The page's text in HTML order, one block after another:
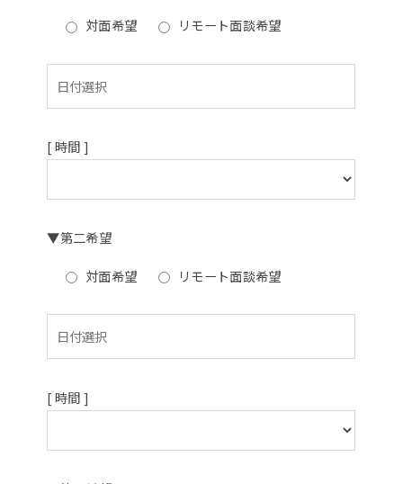
対面希望 リモート面談希望
[ 時間 ]
▼第二希望
対面希望 リモート面談希望
[ 時間 ]